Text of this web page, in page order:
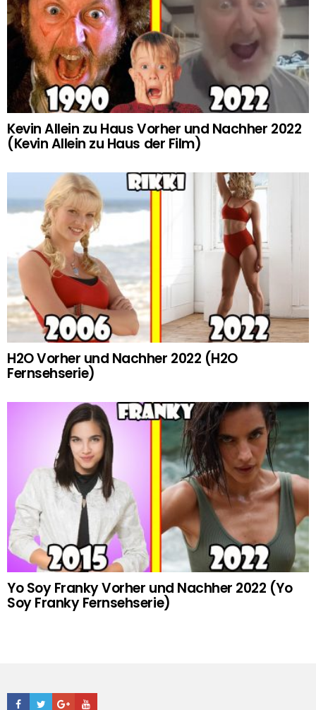
Kevin Allein zu Haus Vorher und Nachher 2022
(Kevin Allein zu Haus der Film)
H2O Vorher und Nachher 2022 (H2O
Fernsehserie)
Yo Soy Franky Vorher und Nachher 2022 (Yo
Soy Franky Fernsehserie)
Facebook
TwitterGoogle+Youtube